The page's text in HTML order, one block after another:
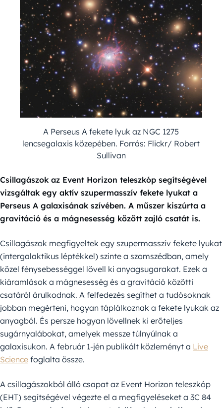
A Perseus A fekete lyuk az NGC 1275
lencsegalaxis közepében. Forrás: Flickr/ Robert
Sullivan
Csillagászok az Event Horizon teleszkóp segítségével
vizsgáltak egy aktív szupermasszív fekete lyukat a
Perseus A galaxisának szívében. A műszer kiszúrta a
gravitáció és a mágnesesség között zajló csatát is.
Csillagászok megfigyeltek egy szupermasszív fekete lyukat
(intergalaktikus léptékkel) szinte a szomszédban, amely
közel fénysebességgel lövell ki anyagsugarakat. Ezek a
kiáramlások a mágnesesség és a gravitáció közötti
csatáról árulkodnak. A felfedezés segíthet a tudósoknak
jobban megérteni, hogyan táplálkoznak a fekete lyukak az
anyagból. És persze hogyan lövellnek ki erőteljes
sugárnyalábokat, amelyek messze túlnyúlnak a
galaxisukon. A február 1-jén publikált közleményt a Live
Science foglalta össze.
A csillagászokból álló csapat az Event Horizon teleszkóp
(EHT) segítségével végezte el a megfigyeléseket a 3C 84